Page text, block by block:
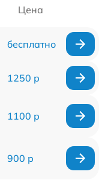
Цена
бесплатно
1250 р
1100 р
900 р